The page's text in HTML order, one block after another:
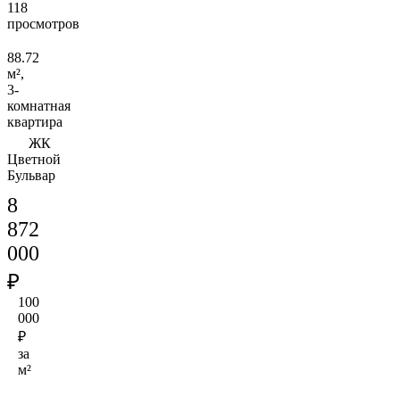
118
просмотров
88.72
м²,
3-
комнатная
квартира
ЖК
Цветной
Бульвар
8
872
000
₽
100
000
₽
за
м²